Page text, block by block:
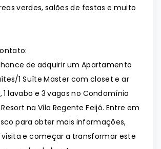
verdes, salões de festas e muito
de adquirir um Apartamento
1 Suíte Master com closet e ar
lavabo e 3 vagas no Condomínio
na Vila Regente Feijó. Entre em
para obter mais informações,
e começar a transformar este